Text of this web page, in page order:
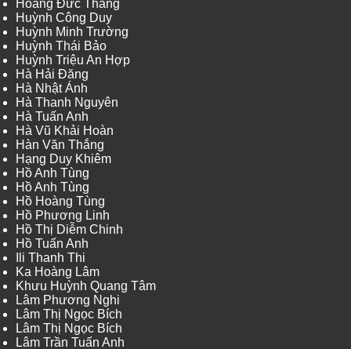
Hoàng Đức Thắng
Huỳnh Công Duy
Huỳnh Minh Trường
Huỳnh Thái Bảo
Huỳnh Triệu An Hợp
Hà Hải Đăng
Hà Nhật Ánh
Hà Thanh Nguyên
Hà Tuấn Anh
Hà Vũ Khải Hoàn
Hàn Văn Thắng
Hạng Duy Khiêm
Hồ Anh Tùng
Hồ Anh Tùng
Hồ Hoàng Tùng
Hồ Phương Linh
Hồ Thị Diễm Chinh
Hồ Tuấn Anh
Ili Thanh Thi
Ka Hoàng Lâm
Khưu Huỳnh Quang Tâm
Lâm Phương Nghi
Lâm Thị Ngọc Bích
Lâm Thị Ngọc Bích
Lâm Trần Tuấn Anh